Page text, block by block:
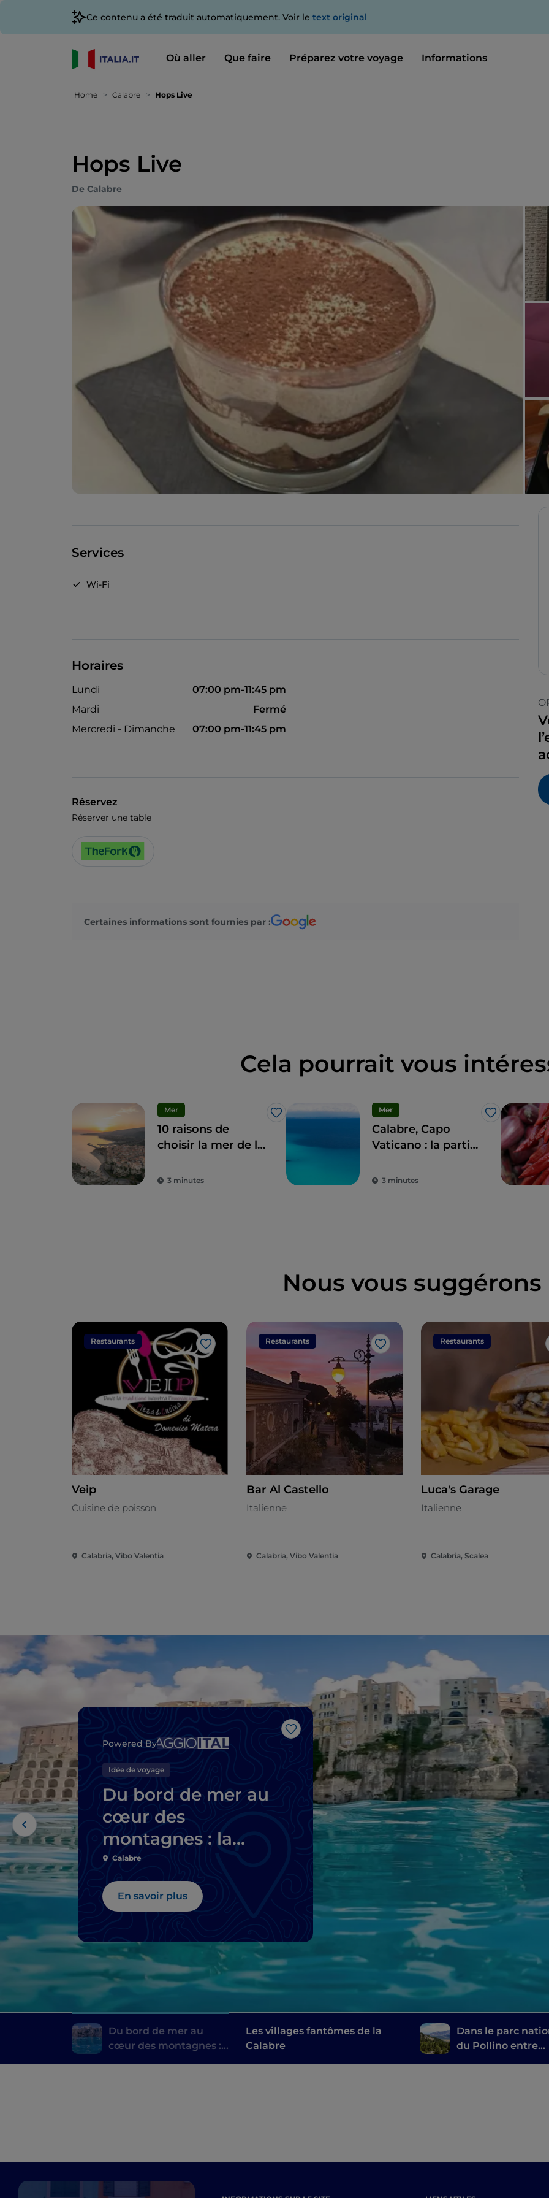
Ce contenu a été traduit automatiquement. Voir le text original
Où aller Que faire Préparez votre voyage Informations
Home Calabre Hops Live
Hops Live
De Calabre
Services
Wi-Fi
Horaires
Lundi
07:00 pm-11:45 pm
Mardi
Fermé
Mercredi - Dimanche
07:00 pm-11:45 pm
Réservez
Réserver une table
Certaines informations sont fournies par :
Cela pourrait vous
Mer
J’aime
10 raisons de
choisir la mer de la
hiver
3 minutes
Mer
J’aime
Calabre, Capo
Vaticano : la partie
3 minutes
Nous vous suggérons
Restaurants
J’aime
Veip
Cuisine de poisson
Calabria, Vibo Valentia
Restaurants
J’aime
Bar Al Castello
Italienne
Calabria, Vibo Valentia
Restaurants
Luca's Garage
Italienne
Calabria, Scalea
J’aime
Powered By
Idée de voyage
Du bord de mer au
cœur des
montagnes : la
Calabre, gardienne
du temps
Calabre
En savoir plus
Du bord de mer au
cœur des montagnes :
Les villages fantômes de la
Calabre
Dans le parc
du Pollino entre